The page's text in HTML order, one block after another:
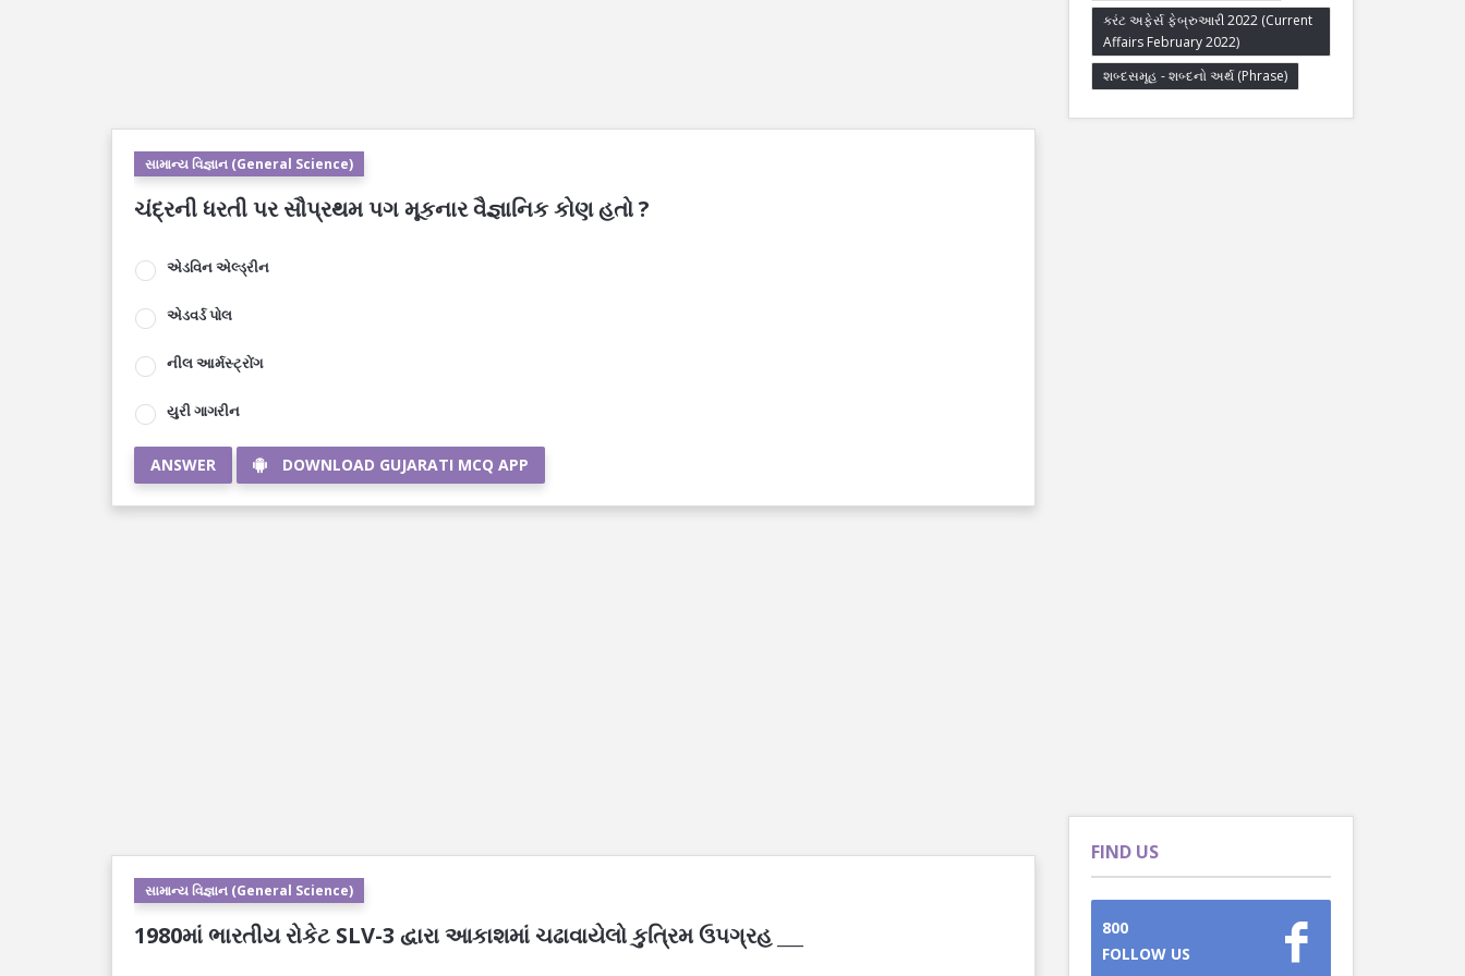
સામાન્ય વિજ્ઞાન (General Science)
ચંદ્રની ધરતી પર સૌપ્રથમ પગ મૂકનાર વૈજ્ઞાનિક કોણ હતો ?
એડવિન એલ્ડ્રીન
એડવર્ડ પોલ
નીલ આર્મસ્ટ્રોંગ
યુરી ગાગરીન
ANSWER DOWNLOAD GUJARATI MCQ APP
સામાન્ય વિજ્ઞાન (General Science)
1980માં ભારતીય રોકેટ SLV-3 દ્વારા આકાશમાં ચઢાવાયેલો કુત્રિમ ઉપગ્રહ ___
કરંટ અફેર્સ ફેબ્રુઆરી 2022 (Current
Affairs February 2022)
શબ્દસમૂહ - શબ્દનો અર્થ (Phrase)
FIND US
800
FOLLOW US